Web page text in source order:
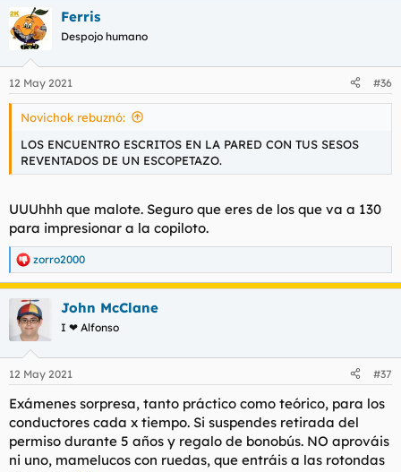
a
c
c
e
s
Ferris
Despojo humano
12 May 2021 #36
Novichok rebuznó:
LOS ENCUENTRO ESCRITOS EN LA PARED CON TUS SESOS
REVENTADOS DE UN ESCOPETAZO.
UUUhhh que malote. Seguro que eres de los que va a 130
para impresionar a la copiloto.
R
e
a
c
c
e
:
zorro2000
John McClane
I ❤ Alfonso
12 May 2021 #37
Exámenes sorpresa, tanto práctico como teórico, para los
conductores cada x tiempo. Si suspendes retirada del
permiso durante 5 años y regalo de bonobús. NO aprováis
ni uno, mamelucos con ruedas, que entráis a las rotondas